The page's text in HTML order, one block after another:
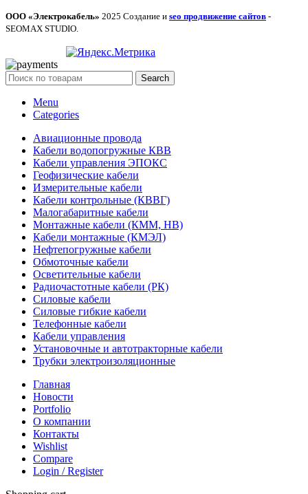
ООО «Электрокабель» 2025 Создание и seo продвижение сайтов -
SEOMAX STUDIO.
Search
Menu
Categories
Авиационные провода
Кабели водопогружные КВВ
Кабели управления ЭПОКС
Геофизические кабели
Измерительные кабели
Кабели контрольные (КВВГ)
Малогабаритные кабели
Монтажные кабели (КММ, НВ)
Кабели монтажные (КМЭЛ)
Нефтепогружные кабели
Обмоточные кабели
Осветительные кабели
Радиочастотные кабели (РК)
Силовые кабели
Силовые гибкие кабели
Телефонные кабели
Кабели управления
Установочные и автотракторные кабели
Трубки электроизоляционные
Главная
Новости
Portfolio
О компании
Контакты
Wishlist
Compare
Login / Register